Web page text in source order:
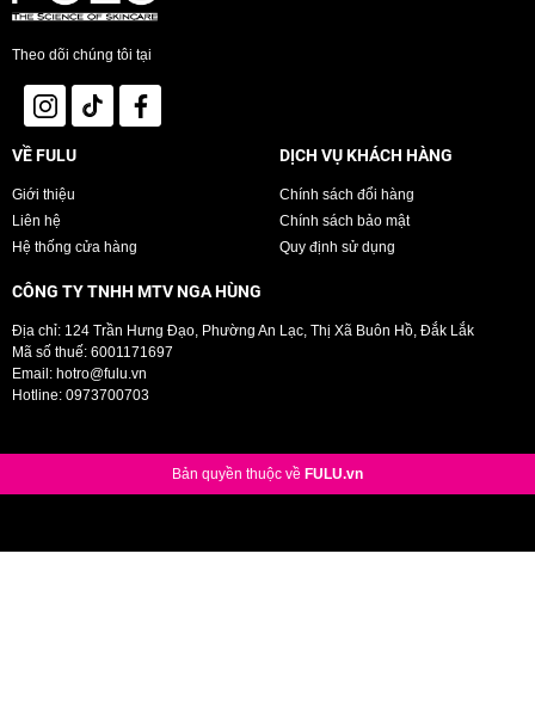
Theo dõi chúng tôi tại
VỀ FULU
Giới thiệu
Liên hệ
Hệ thống cửa hàng
DỊCH VỤ KHÁCH HÀNG
Chính sách đổi hàng
Chính sách bảo mật
Quy định sử dụng
CÔNG TY TNHH MTV NGA HÙNG
Địa chỉ: 124 Trần Hưng Đạo, Phường An Lạc, Thị Xã Buôn Hồ, Đắk Lắk
Mã số thuế: 6001171697
Email: hotro@fulu.vn
Hotline: 0973700703
Bản quyền thuộc về FULU.vn